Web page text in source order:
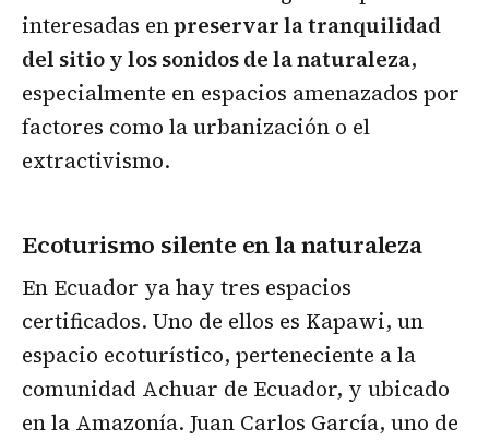
interesadas enpreservar la tranquilidad
del sitio y los sonidos de la naturaleza,
especialmente en espacios amenazados por
factores como la urbanización o el
extractivismo.
Ecoturismo silente en la naturaleza
En Ecuador ya hay tres espacios
certificados. Uno de ellos es Kapawi, un
espacio ecoturístico, perteneciente a la
comunidad Achuar de Ecuador, y ubicado
en la Amazonía. Juan Carlos García, uno de